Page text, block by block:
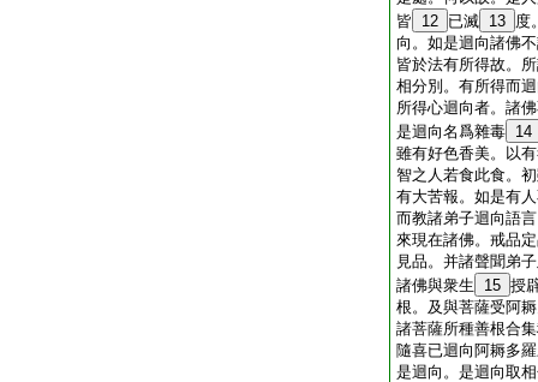
皆
12 已滅 13 度
向。如是迴向諸佛
皆於法有所得故。
相分別。有所得而
所得心迴向者。諸
是迴向名爲雜毒 14
雖有好色香美。以
智之人若食此食。
有大苦報。如是有
而教諸弟子迴向語
來現在諸佛。戒品
見品。并諸聲聞弟
諸佛與衆生
15 授
根。及與菩薩受阿
諸菩薩所種善根合
隨喜已迴向阿耨多
是迴向。是迴向取